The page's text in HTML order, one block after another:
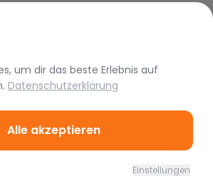
um dir das beste Erlebnis auf
Datenschutzerklärung
Alle akzeptieren
Einstellungen